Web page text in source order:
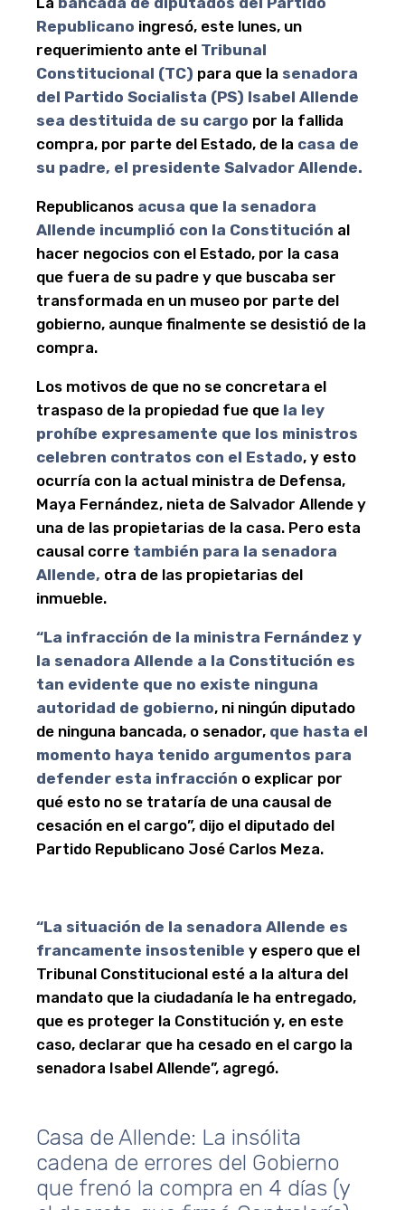
Republicano ingresó, este lunes, un
requerimiento ante el Tribunal
Constitucional (TC) para que la senadora
del Partido Socialista (PS) Isabel Allende
sea destituida de su cargo por la fallida
compra, por parte del Estado, de la casa de
su padre, el presidente Salvador Allende.
Republicanos acusa que la senadora
Allende incumplió con la Constitución al
hacer negocios con el Estado, por la casa
que fuera de su padre y que buscaba ser
transformada en un museo por parte del
gobierno, aunque finalmente se desistió de la
compra.
Los motivos de que no se concretara el
traspaso de la propiedad fue que la ley
prohíbe expresamente que los ministros
celebren contratos con el Estado, y esto
ocurría con la actual ministra de Defensa,
Maya Fernández, nieta de Salvador Allende y
una de las propietarias de la casa. Pero esta
causal corre también para la senadora
Allende, otra de las propietarias del
inmueble.
“La infracción de la ministra Fernández y
la senadora Allende a la Constitución es
tan evidente que no existe ninguna
autoridad de gobierno, ni ningún diputado
de ninguna bancada, o senador, que hasta el
momento haya tenido argumentos para
defender esta infracción o explicar por
qué esto no se trataría de una causal de
cesación en el cargo”, dijo el diputado del
Partido Republicano José Carlos Meza.
“La situación de la senadora Allende es
francamente insostenible y espero que el
Tribunal Constitucional esté a la altura del
mandato que la ciudadanía le ha entregado,
que es proteger la Constitución y, en este
caso, declarar que ha cesado en el cargo la
senadora Isabel Allende”, agregó.
Casa de Allende: La insólita
cadena de errores del Gobierno
que frenó la compra en 4 días (y